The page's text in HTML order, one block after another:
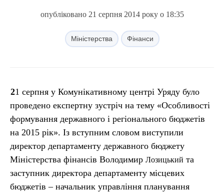
опубліковано 21 серпня 2014 року о 18:35
Міністерства Фінанси
21 серпня у Комунікативному центрі Уряду було
проведено експертну зустріч на тему «Особливості
формування державного і регіонального бюджетів
на 2015 рік». Із вступним словом виступили
директор департаменту державного бюджету
Міністерства фінансів Володимир Лозицький та
заступник директора департаменту місцевих
бюджетів – начальник управління планування